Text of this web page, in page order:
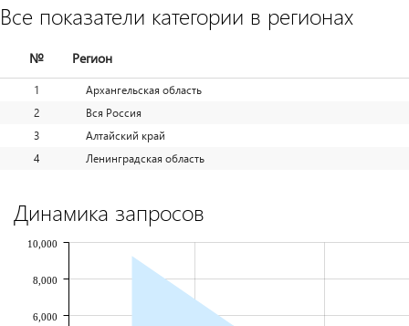
Все показатели категории в регионах
№ Регион
1
Архангельская область
2
Вся Россия
3
Алтайский край
4
Ленинградская область
Динамика запросов
6,000
8,000
10,000